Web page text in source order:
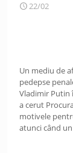
22/02
Un mediu de
pedepse
Vladimir Putin
a cerut
motivele
atunci când